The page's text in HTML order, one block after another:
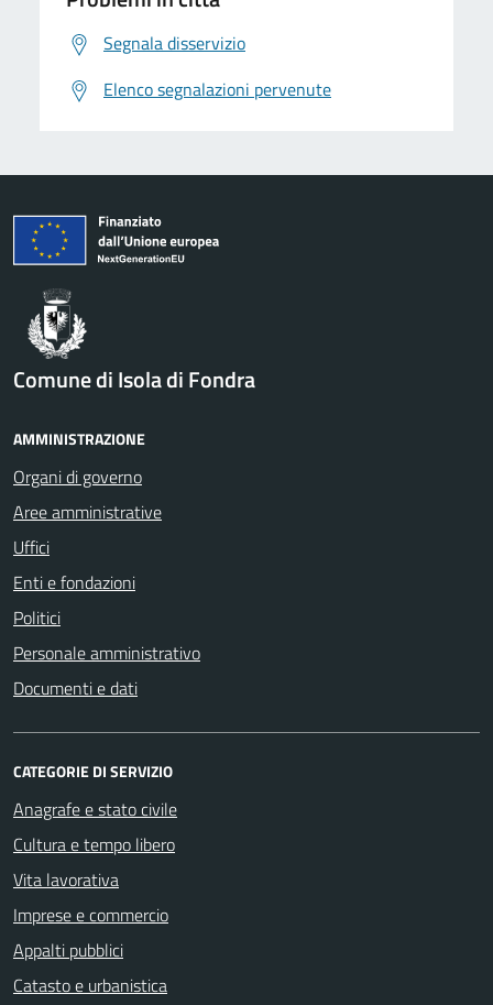
Segnala disservizio
Elenco segnalazioni pervenute
Comune di Isola di Fondra
AMMINISTRAZIONE
Organi di governo
Aree amministrative
Uffici
Enti e fondazioni
Politici
Personale amministrativo
Documenti e dati
CATEGORIE DI SERVIZIO
Anagrafe e stato civile
Cultura e tempo libero
Vita lavorativa
Imprese e commercio
Appalti pubblici
Catasto e urbanistica